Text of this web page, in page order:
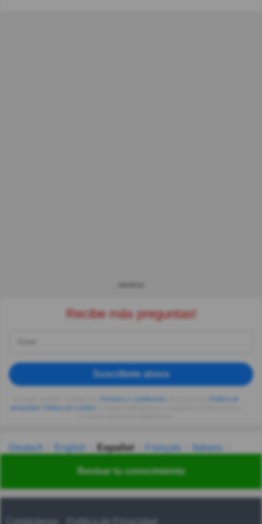
Revisar tu conocimiento
Recibe más preguntas!
Suscríbete ahora
privacidad
Deutsch English Español Français
Italiano
Українська हिन्दी 한국어 汉语
Contáctanos Política de Privacidad